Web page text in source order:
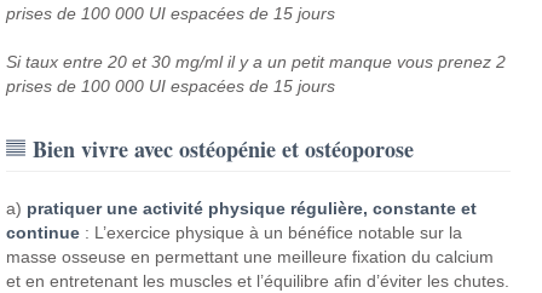
prises de 100 000 UI espacées de 15 jours
Si taux entre 20 et 30 mg/ml il y a un petit manque vous prenez 2
prises de 100 000 UI espacées de 15 jours
Bien vivre avec ostéopénie et ostéoporose
a) pratiquer une activité physique régulière, constante et
continue : L’exercice physique à un bénéfice notable sur la
masse osseuse en permettant une meilleure fixation du calcium
et en entretenant les muscles et l’équilibre afin d’éviter les chutes.